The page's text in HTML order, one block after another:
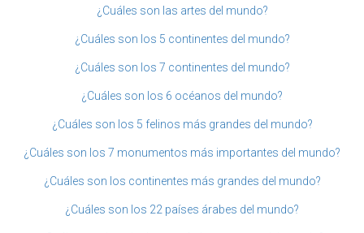
¿Cuáles son las artes del mundo?
¿Cuáles son los 5 continentes del mundo?
¿Cuáles son los 7 continentes del mundo?
¿Cuáles son los 6 océanos del mundo?
¿Cuáles son los 5 felinos más grandes del mundo?
¿Cuáles son los 7 monumentos más importantes del mundo?
¿Cuáles son los continentes más grandes del mundo?
¿Cuáles son los 22 países árabes del mundo?